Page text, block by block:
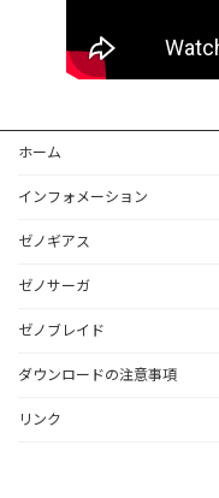
ホーム
インフォメーション
ゼノギアス
ゼノサーガ
ゼノブレイド
ダウンロードの注意事項
リンク